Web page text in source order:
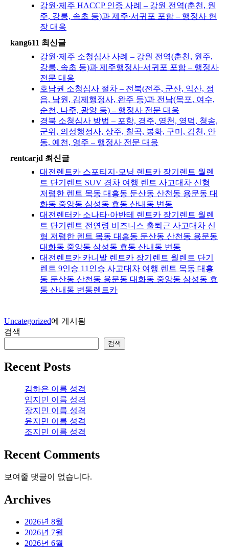
강원·제주 HACCP 인증 사례 – 강원 전역(춘천, 원
주, 강릉, 속초 등)과 제주·서귀포 포함 – 행정사 현
장 대응
kang611 최신글
강원·제주 소청심사 사례 – 강원 전역(춘천, 원주,
강릉, 속초 등)과 제주행정사·서귀포 포함 – 행정사
전문 대응
호남권 소청심사 절차 – 전북(전주, 군산, 익산, 정
읍, 남원, 김제행정사, 완주 등)과 전남(목포, 여수,
순천, 나주, 광양 등) – 행정사 전문 대응
경북 소청심사 방법 – 포항, 경주, 영천, 영덕, 청송,
군위, 의성행정사, 상주, 칠곡, 봉화, 구미, 김천, 안
동, 예천, 영주 – 행정사 전문 대응
rentcarjd 최신글
대전렌트카 스포티지·모닝 렌트카 장기렌트 월렌
트 단기렌트 SUV 경차 여행 렌트 사고대차 신형
저렴한 렌트 목동 대흥동 둔산동 산천동 용문동 대
화동 중앙동 삼성동 효동 산내동 변동
대전렌터카 소나타·아반테 렌트카 장기렌트 월렌
트 단기렌트 전연령 비즈니스 출퇴근 사고대차 신
형 저렴한 렌트 목동 대흥동 둔산동 산천동 용문동
대화동 중앙동 삼성동 효동 산내동 변동
대전렌트카 카니발 렌트카 장기렌트 월렌트 단기
렌트 9인승 11인승 사고대차 여행 렌트 목동 대흥
동 둔산동 산천동 용문동 대화동 중앙동 삼성동 효
동 산내동 변동렌트카
Uncategorized에 게시됨
검색
검색
Recent Posts
김하은 이름 성격
임지민 이름 성격
장지민 이름 성격
윤지민 이름 성격
조지민 이름 성격
Recent Comments
보여줄 댓글이 없습니다.
Archives
2026년 8월
2026년 7월
2026년 6월